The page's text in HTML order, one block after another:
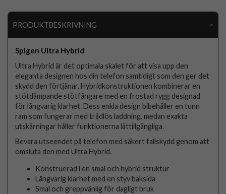
PRODUKTBESKRIVNING
Spigen Ultra Hybrid
Ultra Hybrid är det optimala skalet för att visa upp den
eleganta designen hos din telefon samtidigt som den ger det
skydd den förtjänar. Hybridkonstruktionen kombinerar en
stötdämpande stötfångare med en frostad rygg designad
för långvarig klarhet. Dess enkla design bibehåller en tunn
ram som fungerar med trådlös laddning, medan exakta
utskärningar håller funktionerna lättillgängliga.
Bevara utseendet på telefon med säkert fallskydd genom att
omsluta den med Ultra Hybrid.
Konstruerad i en smal och hybrid struktur
Långvarig klarhet med en styv baksida
Smal och greppvänlig för dagligt bruk